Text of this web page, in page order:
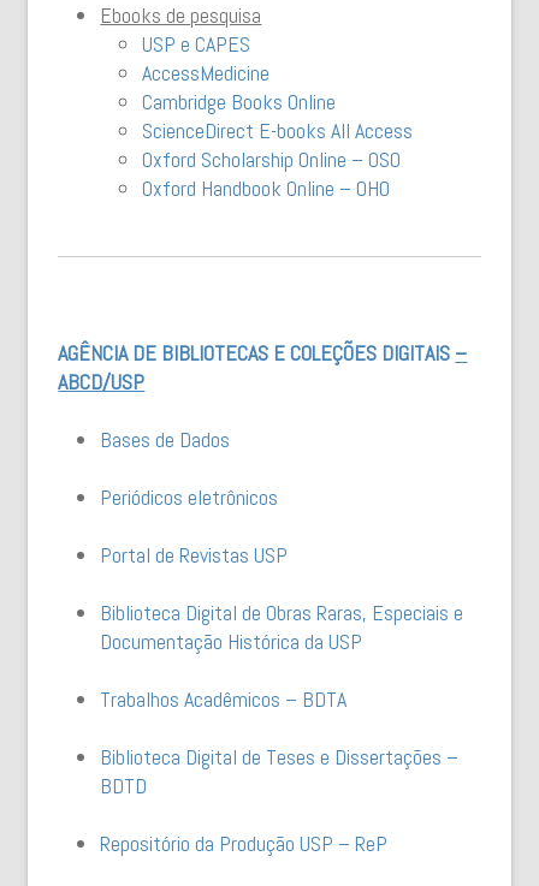
Ebooks de pesquisa
USP e CAPES
AccessMedicine
Cambridge Books Online
ScienceDirect E-books All Access
Oxford Scholarship Online – OSO
Oxford Handbook Online – OHO
AGÊNCIA DE BIBLIOTECAS E COLEÇÕES DIGITAIS –
ABCD/USP
Bases de Dados
Periódicos eletrônicos
Portal de Revistas USP
Biblioteca Digital de Obras Raras, Especiais e
Documentação Histórica da USP
Trabalhos Acadêmicos – BDTA
Biblioteca Digital de Teses e Dissertações –
BDTD
Repositório da Produção USP – ReP